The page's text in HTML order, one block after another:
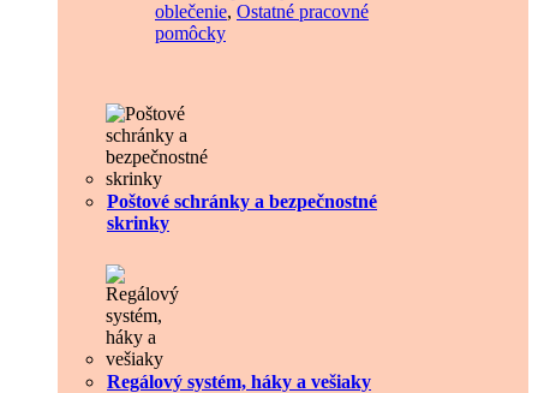
oblečenie, Ostatné pracovné
pomôcky
Poštové schránky a bezpečnostné
skrinky
Regálový systém, háky a vešiaky